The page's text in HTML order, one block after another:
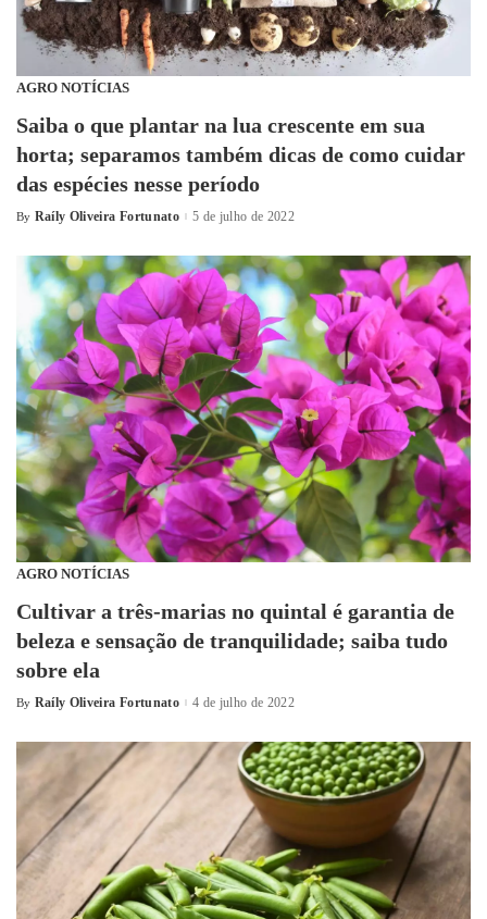
AGRO NOTÍCIAS
Saiba o que plantar na lua crescente em sua
horta; separamos também dicas de como cuidar
das espécies nesse período
By Raíly Oliveira Fortunato 5 de julho de 2022
AGRO NOTÍCIAS
Cultivar a três-marias no quintal é garantia de
beleza e sensação de tranquilidade; saiba tudo
sobre ela
By Raíly Oliveira Fortunato 4 de julho de 2022